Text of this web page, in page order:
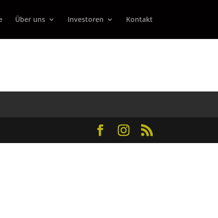
Über uns Investoren Kontakt